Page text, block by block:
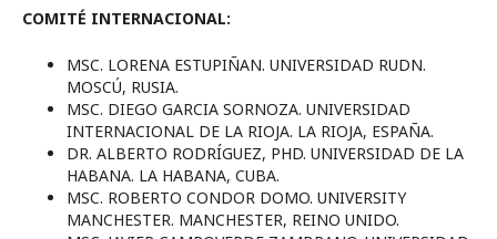
COMITÉ INTERNACIONAL:
MSC. LORENA ESTUPIÑAN. UNIVERSIDAD RUDN.
MOSCÚ, RUSIA.
MSC. DIEGO GARCIA SORNOZA. UNIVERSIDAD
INTERNACIONAL DE LA RIOJA. LA RIOJA, ESPAÑA.
DR. ALBERTO RODRÍGUEZ, PHD. UNIVERSIDAD DE LA
HABANA. LA HABANA, CUBA.
MSC. ROBERTO CONDOR DOMO. UNIVERSITY
MANCHESTER. MANCHESTER, REINO UNIDO.